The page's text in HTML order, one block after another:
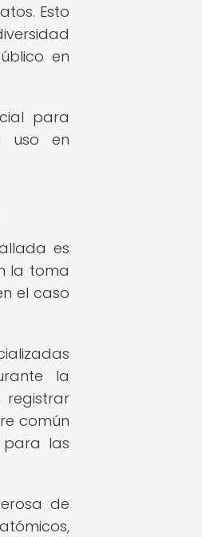
Esto
en
para
uso en
es
la toma
el caso
la
común
para las
de